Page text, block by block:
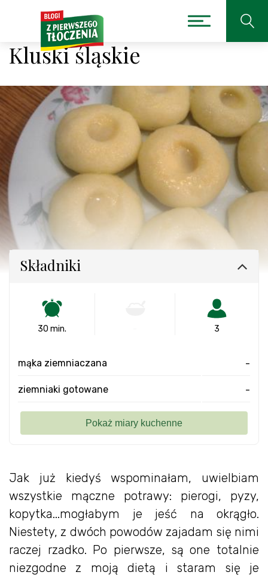
Kluski śląskie
Jak już kiedyś wspominałam, uwielbiam
wszystkie mączne potrawy: pierogi, pyzy,
kopytka...mogłabym je jeść na okrągło.
Niestety, z dwóch powodów zajadam się nimi
raczej rzadko. Po pierwsze, są one totalnie
niezgodne z moją dietą i staram się je
Składniki
30 min. 3
mąka ziemniaczana -
ziemniaki gotowane -